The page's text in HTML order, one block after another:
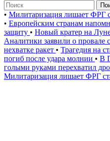
• Милитаризация лишает ФРГ
• Европейским странам
защиту • Новый кратер на
Аналитики заявили о
нехватке ракет • Трагедия на
погиб после удара молнии • В
голыми руками перехватил
Милитаризация лишает ФРГ